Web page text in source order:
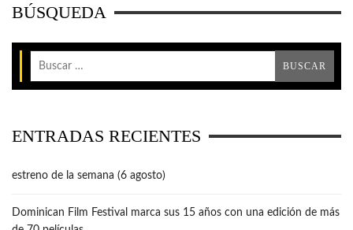
BÚSQUEDA
ENTRADAS RECIENTES
estreno de la semana (6 agosto)
Dominican Film Festival marca sus 15 años con una edición de más